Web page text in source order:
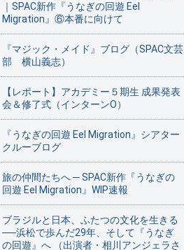
｜SPAC新作『うなぎの回遊 Eel
Migration』⑥本番に向けて
『マジック・メイド』ブログ（SPAC文芸
部 横山義志）
【レポート】アカデミー５期生 成果発表
会＆修了式（インターンO）
『うなぎの回遊 Eel Migration』シアター
クルーブログ
旅の仲間たちへ ─ SPAC新作『うなぎの
回遊 Eel Migration』WIP速報
ブラジルと日本、ふたつの文化を生きる
──浜松で歩んだ29年、そして『うなぎ
の回遊』へ （出演者・相川アンジェラさ